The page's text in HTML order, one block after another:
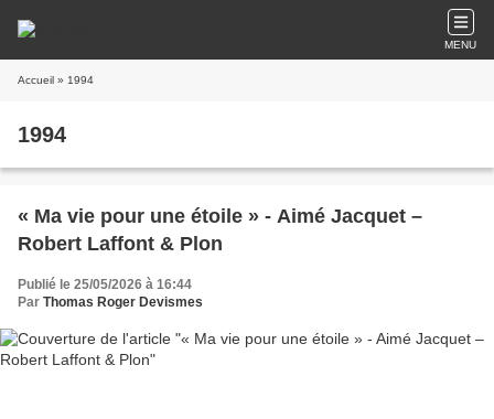
MENU
Accueil » 1994
1994
« Ma vie pour une étoile » - Aimé Jacquet –
Robert Laffont & Plon
Publié le 25/05/2026 à 16:44
Par Thomas Roger Devismes